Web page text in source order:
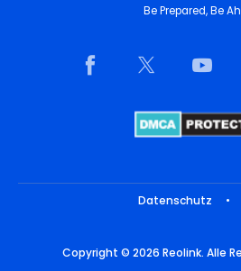
Be Prepared, Be
Datenschutz •
Copyright © 2026 Reolink. Alle